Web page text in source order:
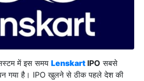
में इस समय Lenskart IPO सबसे
गया है। IPO खुलने से ठीक पहले देश की